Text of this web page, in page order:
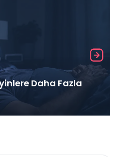
Daha Fazla